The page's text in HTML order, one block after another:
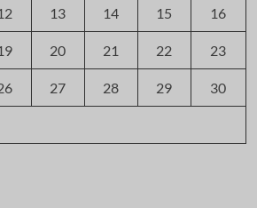
13 14 15 16
20 21 22 23
27 28 29 30